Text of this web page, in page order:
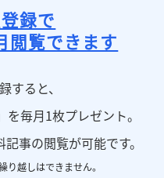
録で
閲覧できます
すると、
毎月1枚プレゼント。
事の閲覧が可能です。
越しはできません。